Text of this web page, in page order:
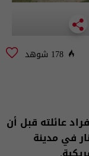
178 شوهد
عائلته قبل أن
في مدينة